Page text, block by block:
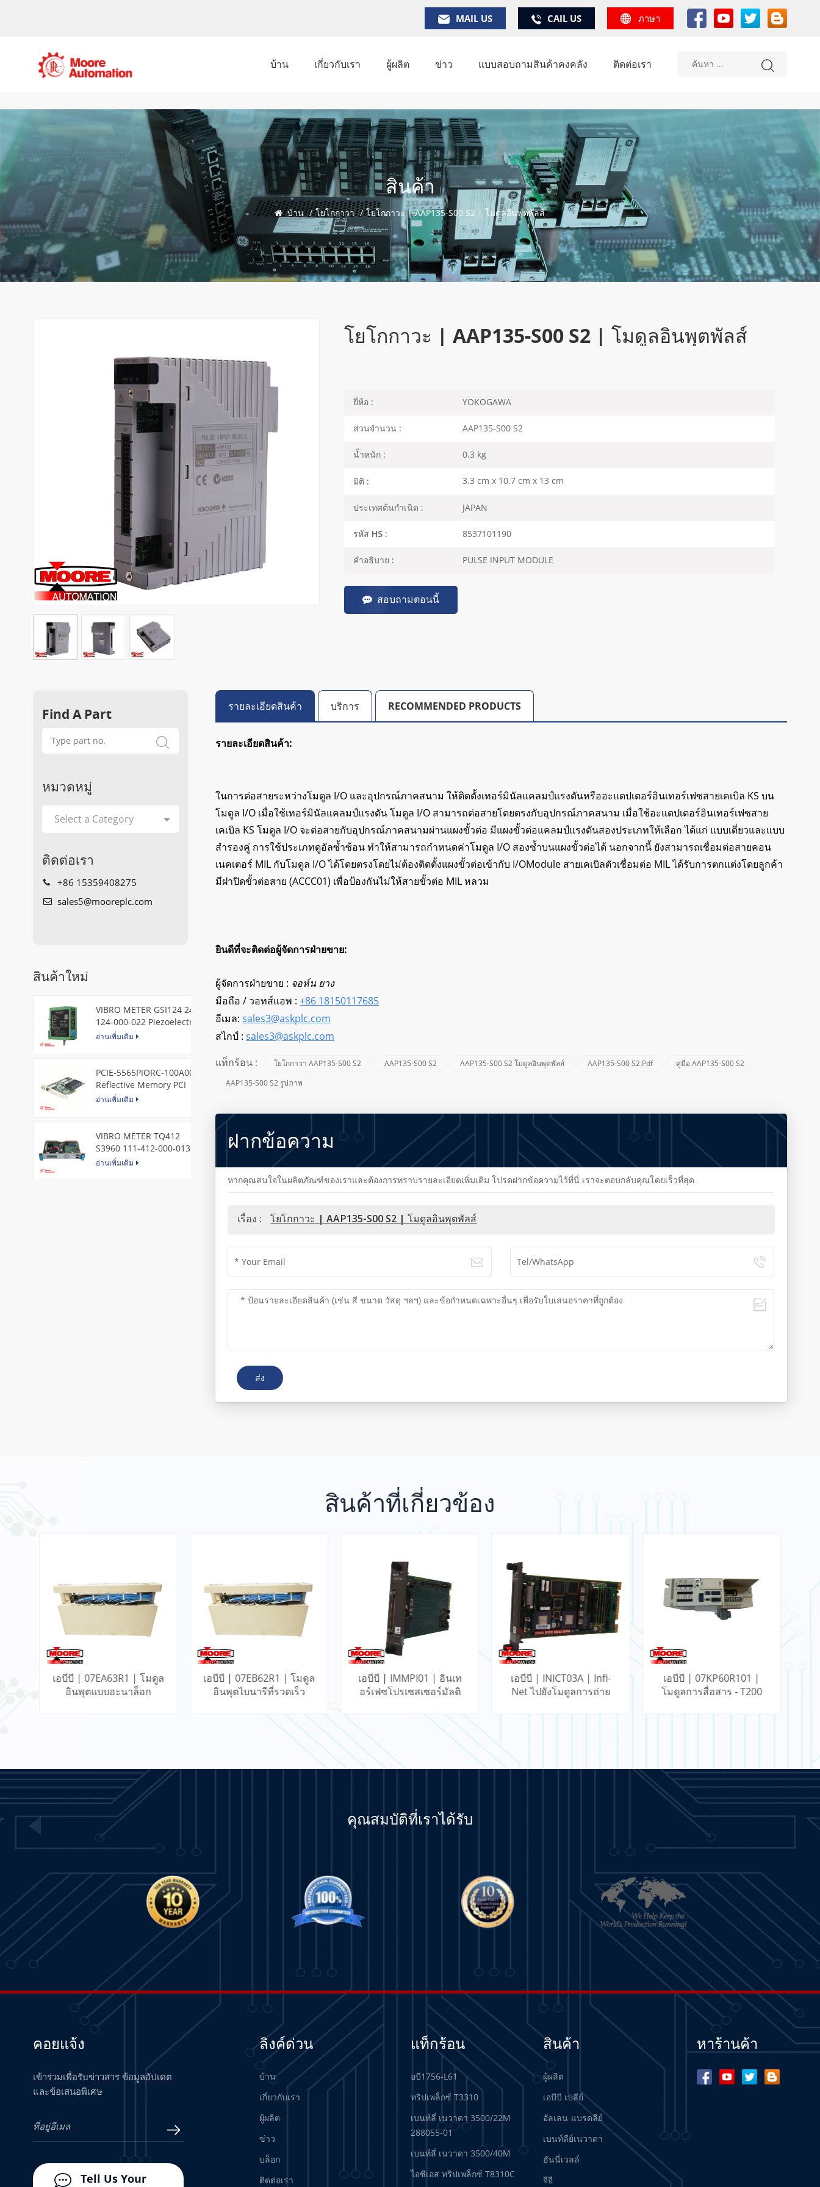
MAIL US CAIL US ภาษา
บ้าน เกี่ยวกับเรา ผู้ผลิต ข่าว แบบสอบถามสินค้าคงคลัง ติดต่อเรา
สินค้า
บ้าน / โยโกกาวา / โยโกกาวะ | AAP135-S00 S2 | โมดูลอินพุตพัลส์
โยโกกาวะ | AAP135-S00 S2 | โมดูลอินพุตพัลส์
ยี่ห้อ : YOKOGAWA
ส่วนจำนวน : AAP135-S00 S2
น้ำหนัก : 0.3 kg
มิติ : 3.3 cm x 10.7 cm x 13 cm
ประเทศต้นกำเนิด : JAPAN
รหัส HS : 8537101190
คำอธิบาย : PULSE INPUT MODULE
สอบถามตอนนี้
รายละเอียดสินค้า บริการ RECOMMENDED PRODUCTS
รายละเอียดสินค้า:
ในการต่อสายระหว่างโมดูล I/O และอุปกรณ์ภาคสนาม ให้ติดตั้งเทอร์มินัลแคลมป์แรงดันหรืออะแดปเตอร์อินเทอร์เฟซสายเคเบิล KS บน
โมดูล I/O เมื่อใช้เทอร์มินัลแคลมป์แรงดัน โมดูล I/O สามารถต่อสายโดยตรงกับอุปกรณ์ภาคสนาม เมื่อใช้อะแดปเตอร์อินเทอร์เฟซสาย
เคเบิล KS โมดูล I/O จะต่อสายกับอุปกรณ์ภาคสนามผ่านแผงขั้วต่อ มีแผงขั้วต่อแคลมป์แรงดันสองประเภทให้เลือก ได้แก่ แบบเดี่ยวและแบบ
สำรองคู่ การใช้ประเภทดูอัลซ้ำซ้อน ทำให้สามารถกำหนดค่าโมดูล I/O สองซ้ำบนแผงขั้วต่อได้ นอกจากนี้ ยังสามารถเชื่อมต่อสายคอน
เนคเตอร์ MIL กับโมดูล I/O ได้โดยตรงโดยไม่ต้องติดตั้งแผงขั้วต่อเข้ากับ I/OModule สายเคเบิลตัวเชื่อมต่อ MIL ได้รับการตกแต่งโดยลูกค้า
มีฝาปิดขั้วต่อสาย (ACCC01) เพื่อป้องกันไม่ให้สายขั้วต่อ MIL หลวม
ยินดีที่จะติดต่อผู้จัดการฝ่ายขาย:
ผู้จัดการฝ่ายขาย : จอห์น ยาง
มือถือ / วอทส์แอพ :+86 18150117685
อีเมล: sales3@askplc.com
สไกป์ :sales3@askplc.com
แท็กร้อน : โยโกกาวา AAP135-S00 S2 AAP135-S00 S2 AAP135-S00 S2 โมดูลอินพุตพัลส์ AAP135-S00 S2.pdf
คู่มือ AAP135-S00 S2
AAP135-S00 S2 รูปภาพ
ฝากข้อความ
หากคุณสนใจในผลิตภัณฑ์ของเราและต้องการทราบรายละเอียดเพิ่มเติม โปรดฝากข้อความไว้ที่นี่ เราจะตอบกลับคุณโดยเร็วที่สุด
เรื่อง : โยโกกาวะ | AAP135-S00 S2 | โมดูลอินพุตพัลส์
ส่ง
Find A Part
หมวดหมู่
ติดต่อเรา
+86 15359408275
sales5@mooreplc.com
สินค้าใหม่
VIBRO METER GSI124 244-
124-000-022 Piezoelectric
Pressure Transducer
อ่านเพิ่มเติม
PCIE-5565PIORC-100A00
Reflective Memory PCI
Express Node Card /GE
อ่านเพิ่มเติม
VIBRO METER TQ412
S3960 111-412-000-013
Reverse Mount
อ่านเพิ่มเติม
Proximity Probe Housing
Assembly / Bently Nevada
อ่านเพิ่มเติม
IntelliVAC Control Module
21000-28-05-15-027-01-02
Proximity Probe Housing
Assembly / Bently Nevada
อ่านเพิ่มเติม
ACS355-03E-05A6-4 ABB
Drive
VIBRO METER TQ403 111-
403-000-012 Proximity
Measurement System
24701-28-05-00-038-04-02
Proximity Probe Housing
Assembly / Bently Nevada
อ่านเพิ่มเติม
H7506 Hima Bus Terminal
VIBRO METER TQ402 111-
402-000-012 A1-B1-D000-
Proximity Probe - Bently
อ่านเพิ่มเติม
สินค้าที่เกี่ยวข้อง
เอบีบี | 07EB62R1 | โมดูล
อินพุตไบนารีที่รวดเร็ว
เรียนรู้เพิ่มเติม
เอบีบี | IMMPI01 | อินเท
อร์เฟซโปรเซสเซอร์มัลติ
เอบีบี | INICT03A | Infi-
Net ไปยังโมดูลการถ่าย
เรียนรู้เพิ่มเติม
เอบีบี | 07KP60R101 |
โมดูลการสื่อสาร - T200
เอบีบี | 07KP90 | 07 KP
90 RCOM โมดูลการ
เรียนรู้เพิ่มเติม
คุณสมบัติที่เราได้รับ
คอยแจ้ง
เข้าร่วมเพื่อรับข่าวสาร ข้อมูลอัปเดต
และข้อเสนอพิเศษ
Tell Us Your
ลิงค์ด่วน
บ้าน
เกี่ยวกับเรา
ผู้ผลิต
ข่าว
บล็อก
ติดต่อเรา
แท็กร้อน
อบี1756-L61
ทริปเพล็กซ์ T3310
เบนท์ลี่ เนวาดา 3500/22M
288055-01
เบนท์ลี่ เนวาดา 3500/40M
ไอซีเอส ทริปเพล็กซ์ T8310C
สินค้า
ผู้ผลิต
เอบีบี เบลีย์
อัลเลน-แบรดลีย์
เบนท์ลีย์เนวาดา
ฮันนี่เวลล์
จีอี
หาร้านค้า